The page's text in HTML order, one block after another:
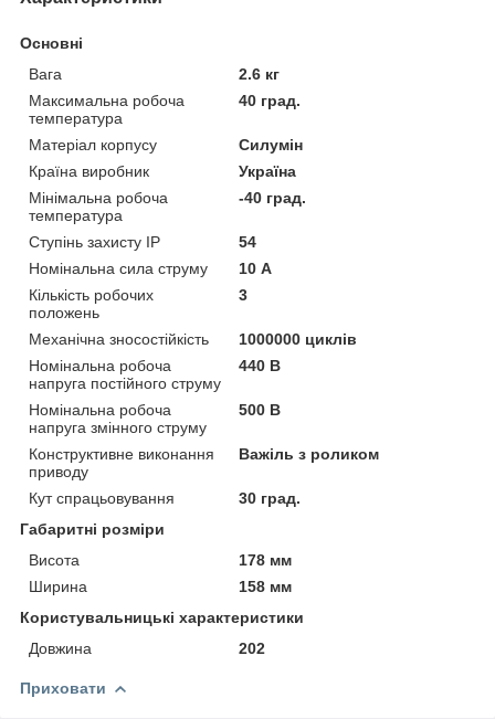
Основні
Вага
2.6 кг
Максимальна робоча
температура
40 град.
Матеріал корпусу
Силумін
Країна виробник
Україна
Мінімальна робоча
температура
-40 град.
Ступінь захисту IP
54
Номінальна сила струму
10 А
Кількість робочих
положень
3
Механічна зносостійкість
1000000 циклів
Номінальна робоча
напруга постійного струму
440 В
Номінальна робоча
напруга змінного струму
500 В
Конструктивне виконання
приводу
Важіль з роликом
Кут спрацьовування
30 град.
Габаритні розміри
Висота
178 мм
Ширина
158 мм
Користувальницькі характеристики
Довжина
202
Приховати